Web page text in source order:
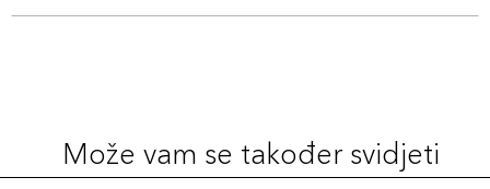
Može vam se također svidjeti